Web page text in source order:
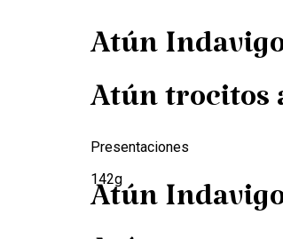
Atún
Atún trocitos
Presentaciones
142g
Atún